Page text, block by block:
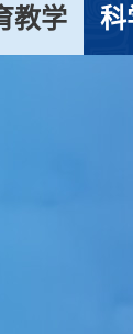
教学 科